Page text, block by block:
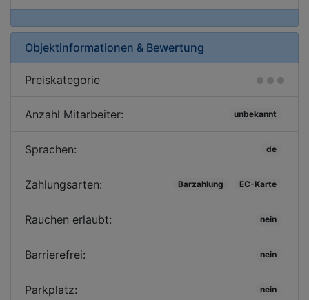
Objektinformationen & Bewertung
Preiskategorie
Anzahl Mitarbeiter: unbekannt
Sprachen: de
Zahlungsarten: Barzahlung EC-Karte
Rauchen erlaubt: nein
Barrierefrei: nein
Parkplatz: nein